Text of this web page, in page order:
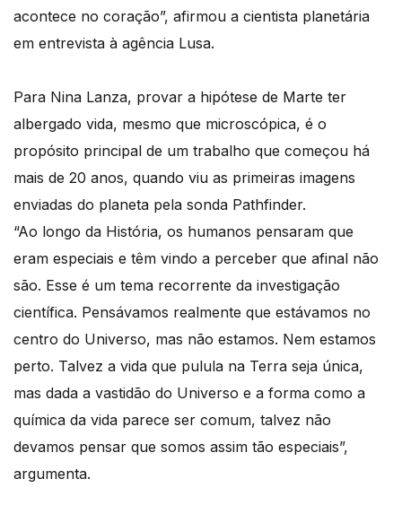
acontece no coração”, afirmou a cientista planetária
em entrevista à agência Lusa.
Para Nina Lanza, provar a hipótese de Marte ter
albergado vida, mesmo que microscópica, é o
propósito principal de um trabalho que começou há
mais de 20 anos, quando viu as primeiras imagens
enviadas do planeta pela sonda Pathfinder.
“Ao longo da História, os humanos pensaram que
eram especiais e têm vindo a perceber que afinal não
são. Esse é um tema recorrente da investigação
científica. Pensávamos realmente que estávamos no
centro do Universo, mas não estamos. Nem estamos
perto. Talvez a vida que pulula na Terra seja única,
mas dada a vastidão do Universo e a forma como a
química da vida parece ser comum, talvez não
devamos pensar que somos assim tão especiais”,
argumenta.